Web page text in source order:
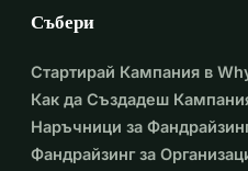
Събери
Стартирай Кампания в
Как да Създадеш
Наръчници за
Фандрайзинг за